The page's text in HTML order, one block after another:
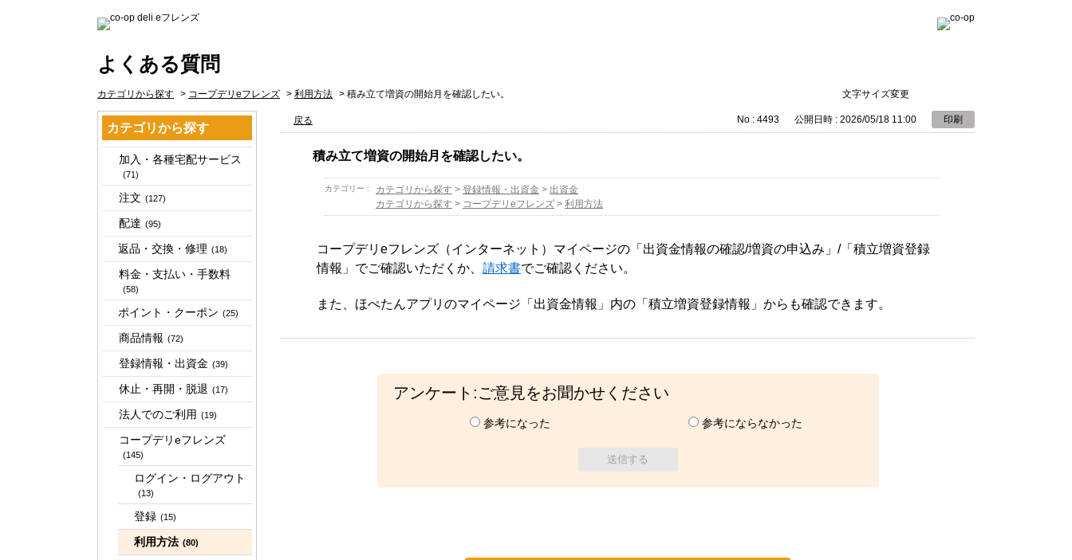
よくある質問
文字サイズ変更
カテゴリから探す > コープデリeフレンズ > 利用方法 > 積み立て増資の開始月を確認したい。
カテゴリから探す
加入・各種宅配サービス
(71)
注文 (127)
配達 (95)
返品・交換・修理 (18)
料金・支払い・手数料
(58)
ポイント・クーポン (25)
商品情報 (72)
登録情報・出資金 (39)
休止・再開・脱退 (17)
法人でのご利用 (19)
コープデリeフレンズ
(145)
ログイン・ログアウト
(13)
登録 (15)
利用方法 (80)
戻る No : 4493 公開日時 : 2026/05/18 11:00 印刷
積み立て増資の開始月を確認したい。
カテゴリー : カテゴリから探す > 登録情報・出資金 > 出資金
カテゴリから探す > コープデリeフレンズ > 利用方法
コープデリeフレンズ（インターネット）マイページの「出資金情報の確認/増資の申込み」/「積立増資登録
情報」でご確認いただくか、 請求書でご確認ください。
また、ほぺたんアプリのマイページ「出資金情報」内の「積立増資登録情報」からも確認できます。
アンケート:ご意見をお聞かせください
参考になった 参考にならなかった